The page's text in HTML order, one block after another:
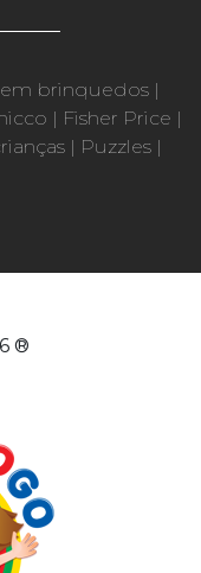
brinquedos |
| Fisher Price |
| Puzzles|
®